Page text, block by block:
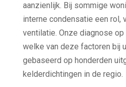
aanzienlijk. Bij sommige
interne condensatie een rol,
ventilatie. Onze diagnose
welke van deze factoren bij
gebaseerd op honderden
kelderdichtingen in de regio.